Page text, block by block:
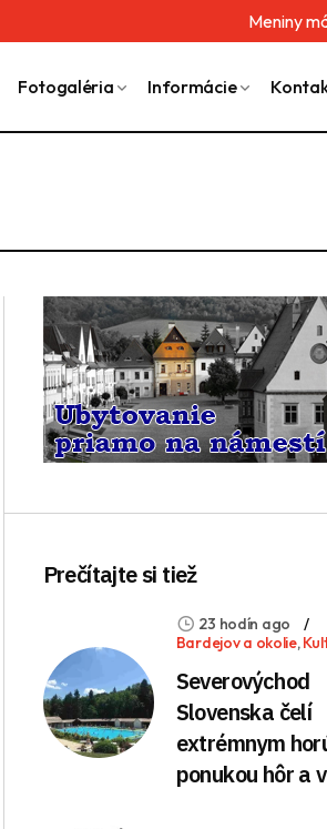
Meniny
Fotogaléria Informácie
Prečítajte si tiež
23 hodín ago
Bardejov a okolie,
Severovýchod
Slovenska čelí
extrémnym
ponukou hôr a